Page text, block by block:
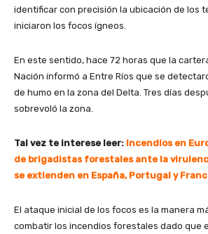
identificar con precisión la ubicación de los
iniciaron los focos ígneos.
En este sentido, hace 72 horas que la
Nación informó a Entre Ríos que se
de humo en la zona del Delta. Tres días
sobrevoló la zona.
Tal vez te interese leer: Incendios en
de brigadistas forestales ante la
se extienden en España, Portugal y
El ataque inicial de los focos es la manera
combatir los incendios forestales dado que